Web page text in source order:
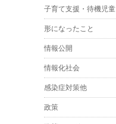
子育て支援・待機児童
形になったこと
情報公開
情報化社会
感染症対策他
政策